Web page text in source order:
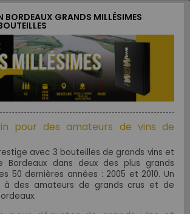
BORDEAUX GRANDS MILLÉSIMES
pour des amateurs de vins de
avec 3 bouteilles de grands vins et
Bordeaux dans deux des plus grands
50 dernières années : 2005 et 2010. Un
des amateurs de grands crus et de